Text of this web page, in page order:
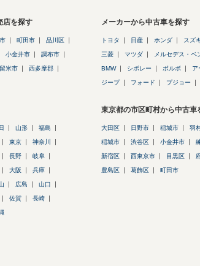
店を探す
町田市 品川区
小金井市 調布市
米市 西多摩郡
メーカーから中古車を探す
トヨタ 日産 ホンダ スズ
三菱 マツダ メルセデス・ベ
BMW シボレー ボルボ ア
ジープ フォード プジョー
山形 福島
東京 神奈川
長野 岐阜
大阪 兵庫
広島 山口
佐賀 長崎
東京都の市区町村から中古車
大田区 日野市 稲城市 羽
稲城市 渋谷区 小金井市
新宿区 西東京市 目黒区
豊島区 葛飾区 町田市